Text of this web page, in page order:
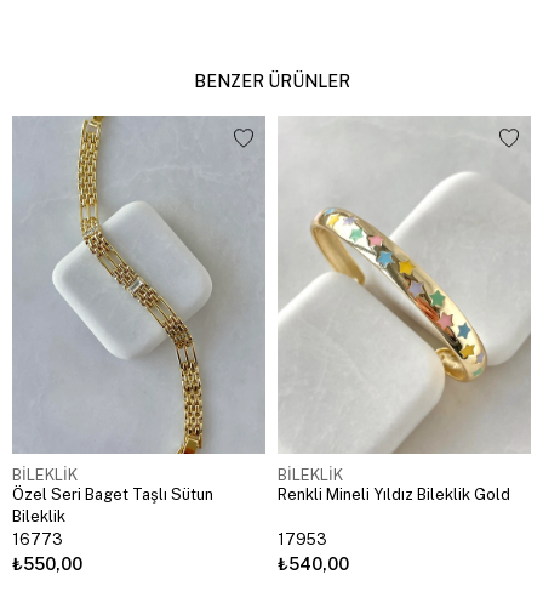
BENZER ÜRÜNLER
BİLEKLİK
Özel Seri Baget Taşlı Sütun
Bileklik
16773
₺550,00
BİLEKLİK
Renkli Mineli Yıldız Bileklik Gold
17953
₺540,00